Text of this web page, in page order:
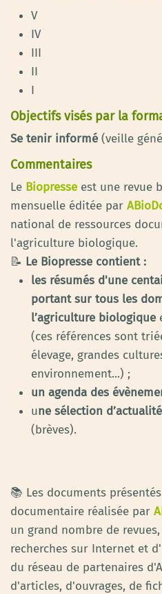
V
IV
III
II
I
Objectifs visés par la
Se tenir informé (veille
Commentaires
Le Biopresse est une revue
mensuelle éditée par
national de ressources
l'agriculture biologique.
📝 Le Biopresse contient :
les résumés d'une
portant sur tous les
l’agriculture biologique
(ces références sont
élevage, grandes
environnement...) ;
un agenda des
une sélection
(brèves).
📚 Les documents
documentaire réalisée par
un grand nombre de
recherches sur Internet et
du réseau de partenaires
d'articles, d'ouvrages, de